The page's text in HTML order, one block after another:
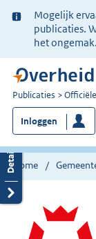
Ter
informatie:
Mogelijk
publicaties.
het ongemak.
U
bent
nu
hier:
Publicaties
Inloggen
Home